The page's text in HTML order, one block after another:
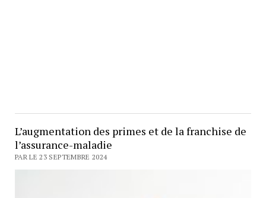
L’augmentation des primes et de la franchise de
l’assurance-maladie
PAR LE 23 SEPTEMBRE 2024